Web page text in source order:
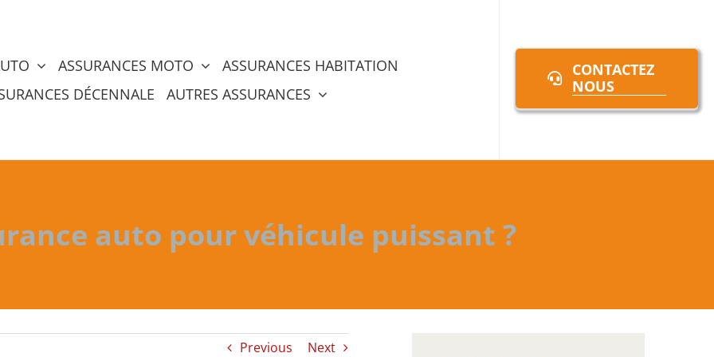
ASSURANCES MOTO
ASSURANCES HABITATION
DÉCENNALE
AUTRES ASSURANCES
CONTACTEZ
NOUS
auto pour véhicule puissant ?
Previous Next